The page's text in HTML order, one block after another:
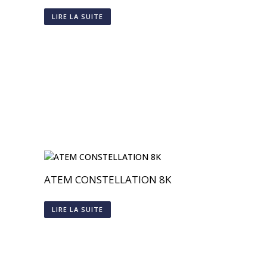
LIRE LA SUITE
ATEM CONSTELLATION 8K
LIRE LA SUITE